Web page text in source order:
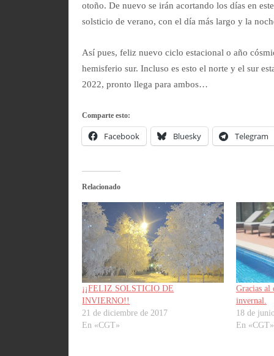
otoño. De nuevo se irán acortando los días en
solsticio de verano, con el día más largo y la
Así pues, feliz nuevo ciclo estacional o año
hemisferio sur. Incluso es esto el norte y el sur
2022, pronto llega para ambos…
Comparte esto:
Facebook Bluesky Telegram
Relacionado
¡¡FELIZ SOLSTICIO DE
INVIERNO!!
21 de diciembre de 2017
En «CGT»
Gracias al
invernal.
18 de
En «CGT»